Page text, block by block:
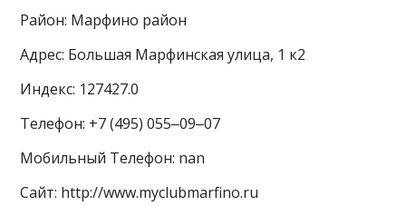
Район: Марфино район
Адрес: Большая Марфинская улица, 1 к2
Индекс: 127427.0
Телефон: +7 (495) 055‒09‒07
Мобильный Телефон: nan
Сайт: http://www.myclubmarfino.ru